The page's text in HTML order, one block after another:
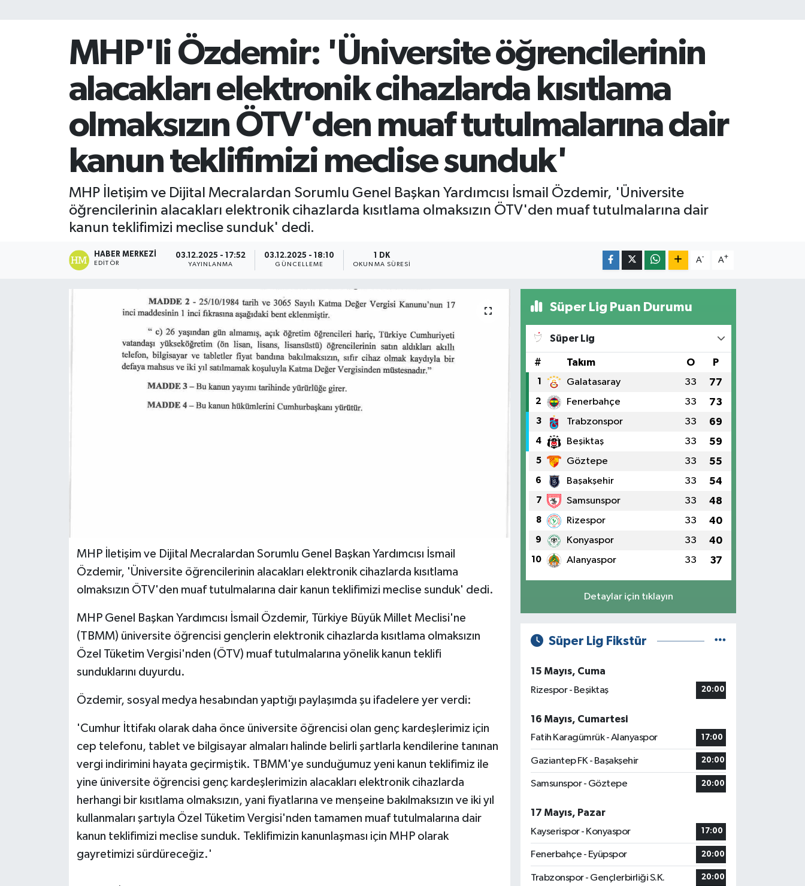
MHP'li Özdemir: 'Üniversite öğrencilerinin
alacakları elektronik cihazlarda kısıtlama
olmaksızın ÖTV'den muaf tutulmalarına dair
kanun teklifimizi meclise sunduk'
MHP İletişim ve Dijital Mecralardan Sorumlu Genel Başkan Yardımcısı İsmail Özdemir, 'Üniversite
öğrencilerinin alacakları elektronik cihazlarda kısıtlama olmaksızın ÖTV'den muaf tutulmalarına dair
kanun teklifimizi meclise sunduk' dedi.
HABER MERKEZI
EDITÖR
03.12.2025 - 17:52
YAYINLANMA
03.12.2025 - 18:10
GÜNCELLEME
1 DK
OKUNMA SÜRESI
A- A+
MHP İletişim ve Dijital Mecralardan Sorumlu Genel Başkan Yardımcısı İsmail
Özdemir, 'Üniversite öğrencilerinin alacakları elektronik cihazlarda kısıtlama
olmaksızın ÖTV'den muaf tutulmalarına dair kanun teklifimizi meclise sunduk' dedi.
MHP Genel Başkan Yardımcısı İsmail Özdemir, Türkiye Büyük Millet Meclisi'ne
(TBMM) üniversite öğrencisi gençlerin elektronik cihazlarda kısıtlama olmaksızın
Özel Tüketim Vergisi'nden (ÖTV) muaf tutulmalarına yönelik kanun teklifi
sunduklarını duyurdu.
Özdemir, sosyal medya hesabından yaptığı paylaşımda şu ifadelere yer verdi:
'Cumhur İttifakı olarak daha önce üniversite öğrencisi olan genç kardeşlerimiz için
cep telefonu, tablet ve bilgisayar almaları halinde belirli şartlarla kendilerine tanınan
vergi indirimini hayata geçirmiştik. TBMM'ye sunduğumuz yeni kanun teklifimiz ile
yine üniversite öğrencisi genç kardeşlerimizin alacakları elektronik cihazlarda
herhangi bir kısıtlama olmaksızın, yani fiyatlarına ve menşeine bakılmaksızın ve iki yıl
kullanmaları şartıyla Özel Tüketim Vergisi'nden tamamen muaf tutulmalarına dair
kanun teklifimizi meclise sunduk. Teklifimizin kanunlaşması için MHP olarak
gayretimizi sürdüreceğiz.'
Süper Lig Puan Durumu
Süper Lig
# Takım O P
1 Galatasaray 33 77
2 Fenerbahçe 33 73
3 Trabzonspor 33 69
4 Beşiktaş 33 59
5 Göztepe 33 55
6 Başakşehir 33 54
7 Samsunspor 33 48
8 Rizespor 33 40
9 Konyaspor 33 40
10 Alanyaspor 33 37
Detaylar için tıklayın
Süper Lig Fikstür
15 Mayıs, Cuma
Rizespor - Beşiktaş
20:00
16 Mayıs, Cumartesi
Fatih Karagümrük - Alanyaspor
17:00
Gaziantep FK - Başakşehir 20:00
Samsunspor - Göztepe 20:00
17 Mayıs, Pazar
Kayserispor - Konyaspor
17:00
Fenerbahçe - Eyüpspor 20:00
Trabzonspor - Gençlerbirliği S.K. 20:00